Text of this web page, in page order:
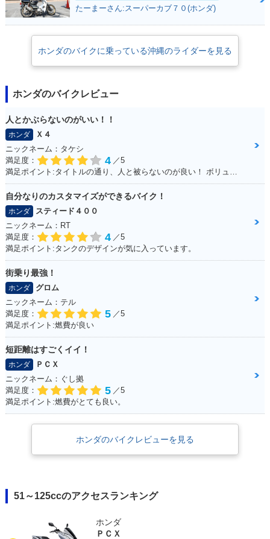
たーまーさん:スーパーカブ７０(ホンダ)
ホンダのバイクに乗っている沖縄のライダーを見る
ホンダのバイクレビュー
人とかぶらないのがいい！！
ホンダ
Ｘ４
ニックネーム：タケシ
満足度：
4 ／5
自分なりのカスタマイズができるバイク！
ホンダ
スティード４００
ニックネーム：RT
満足度：
4 ／5
満足ポイント:タンクのデザインが気に入っています。
街乗り最強！
ホンダ
グロム
ニックネーム：テル
満足度：
5 ／5
満足ポイント:燃費が良い
短距離はすごくイイ！
ホンダ
ＰＣＸ
ニックネーム：ぐし拠
満足度：
5 ／5
満足ポイント:燃費がとても良い。
ホンダのバイクレビューを見る
51～125ccのアクセスランキング
ホンダ
ＰＣＸ